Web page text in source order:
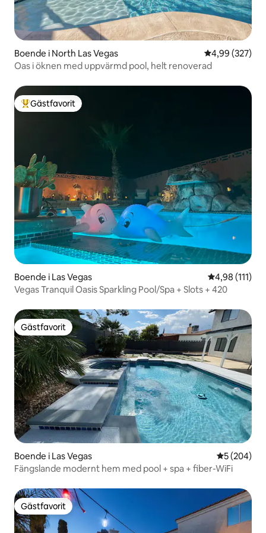
Boende i North Las Vegas 4,99 av 5 i
4,99 (327)
Oas i öknen med uppvärmd pool, helt renoverad
Populär gästfavorit
Gästfavorit
Boende i Las Vegas 4,98 av 5 i
4,98 (111)
Vegas Tranquil Oasis Sparkling Pool/Spa + Slots + 420
Gästfavorit
Gästfavorit
Boende i Las Vegas 5 av 5 i
5 (204)
Fängslande modernt hem med pool + spa + fiber-WiFi
Gästfavorit
Gästfavorit